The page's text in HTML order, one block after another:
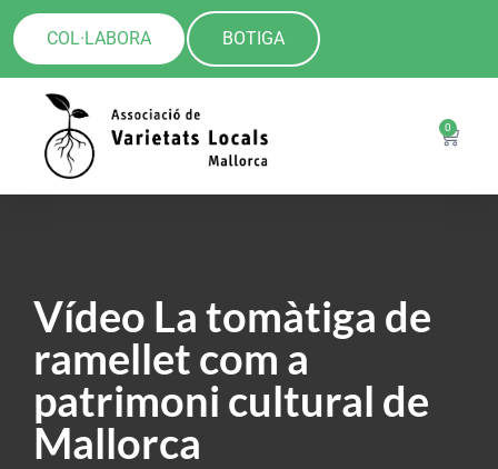
COL·LABORA BOTIGA
0
Vídeo La tomàtiga de
ramellet com a
patrimoni cultural de
Mallorca